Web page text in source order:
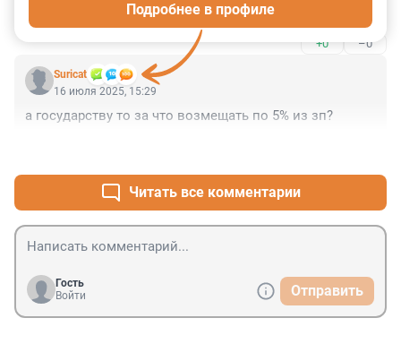
Диаспора порешала.
+0 –0
Suricat
Подробнее в профиле
16 июля 2025, 15:29
а государству то за что возмещать по 5% из зп?
Читать все комментарии
Гость
Войти
Отправить